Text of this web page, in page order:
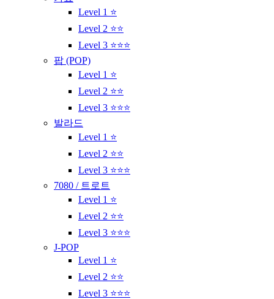
Level 1 ⭐
Level 2 ⭐⭐
Level 3 ⭐⭐⭐
팝 (POP)
Level 1 ⭐
Level 2 ⭐⭐
Level 3 ⭐⭐⭐
발라드
Level 1 ⭐
Level 2 ⭐⭐
Level 3 ⭐⭐⭐
7080 / 트로트
Level 1 ⭐
Level 2 ⭐⭐
Level 3 ⭐⭐⭐
J-POP
Level 1 ⭐
Level 2 ⭐⭐
Level 3 ⭐⭐⭐